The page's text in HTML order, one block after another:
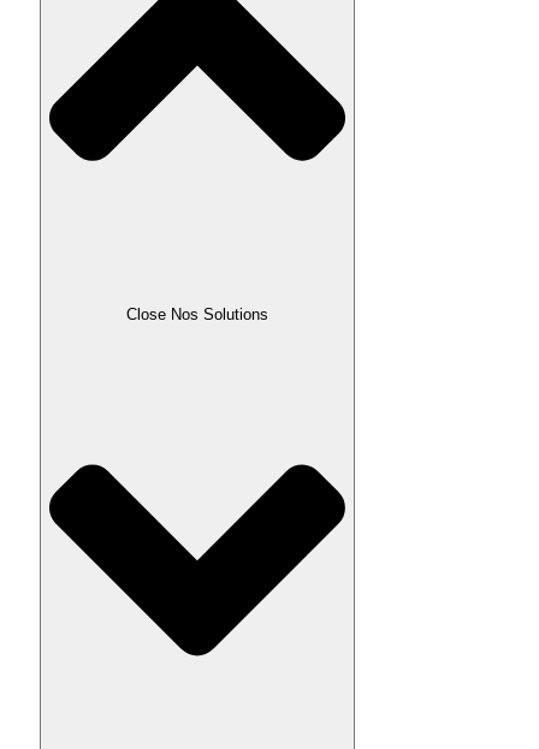
Close Nos Solutions